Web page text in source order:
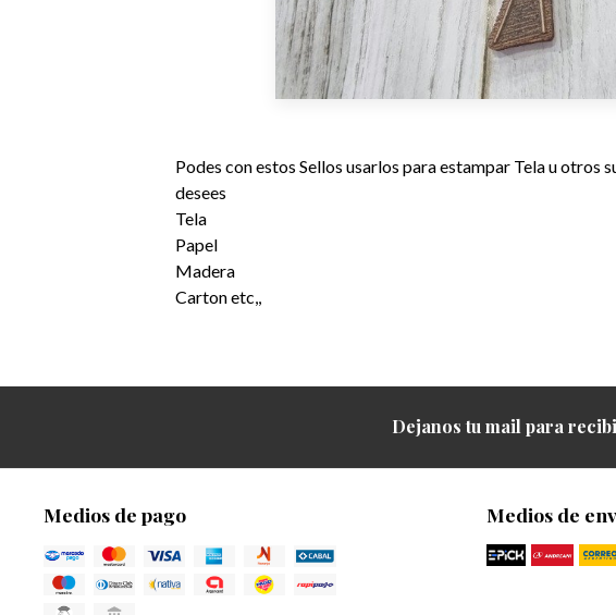
Podes con estos Sellos usarlos para estampar Tela u otros
desees
Tela
Papel
Madera
Carton etc,,
Dejanos tu mail para
Medios de pago Medios de